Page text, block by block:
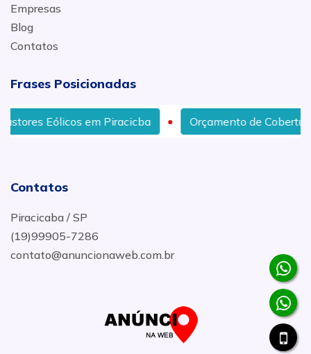
Empresas
Blog
Contatos
Frases Posicionadas
Piracicba Orçamento de Cobertura para Garagem
Contatos
Piracicaba / SP
(19)99905-7286
contato@anuncionaweb.com.br